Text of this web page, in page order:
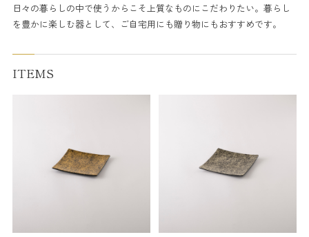
日々の暮らしの中で使うからこそ上質なものにこだわりたい。暮らし
を豊かに楽しむ器として、ご自宅用にも贈り物にもおすすめです。
ITEMS